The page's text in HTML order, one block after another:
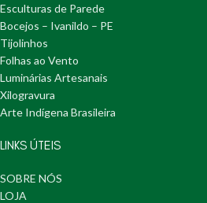
Esculturas de Parede
Bocejos – Ivanildo – PE
Tijolinhos
Folhas ao Vento
Luminárias Artesanais
Xilogravura
Arte Indígena Brasileira
LINKS ÚTEIS
SOBRE NÓS
LOJA